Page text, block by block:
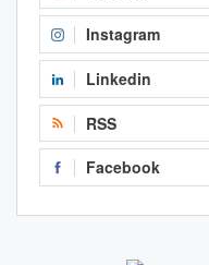
Instagram
Linkedin
RSS
Facebook